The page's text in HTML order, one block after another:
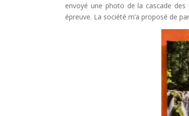
envoyé une photo de la cascade
épreuve. La société m’a proposé de